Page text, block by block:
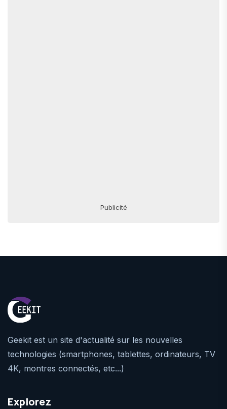
Publicité
Geekit est un site d'actualité sur les nouvelles
technologies (smartphones, tablettes, ordinateurs, TV
4K, montres connectés, etc...)
Explorez